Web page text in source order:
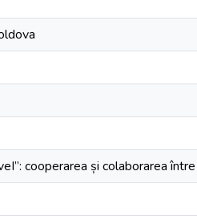
cooperarea și colaborarea